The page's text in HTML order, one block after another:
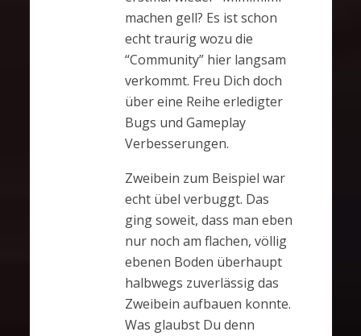
machen gell? Es ist schon
echt traurig wozu die
“Community” hier langsam
verkommt. Freu Dich doch
über eine Reihe erledigter
Bugs und Gameplay
Verbesserungen.
Zweibein zum Beispiel war
echt übel verbuggt. Das
ging soweit, dass man eben
nur noch am flachen, völlig
ebenen Boden überhaupt
halbwegs zuverlässig das
Zweibein aufbauen konnte.
Was glaubst Du denn